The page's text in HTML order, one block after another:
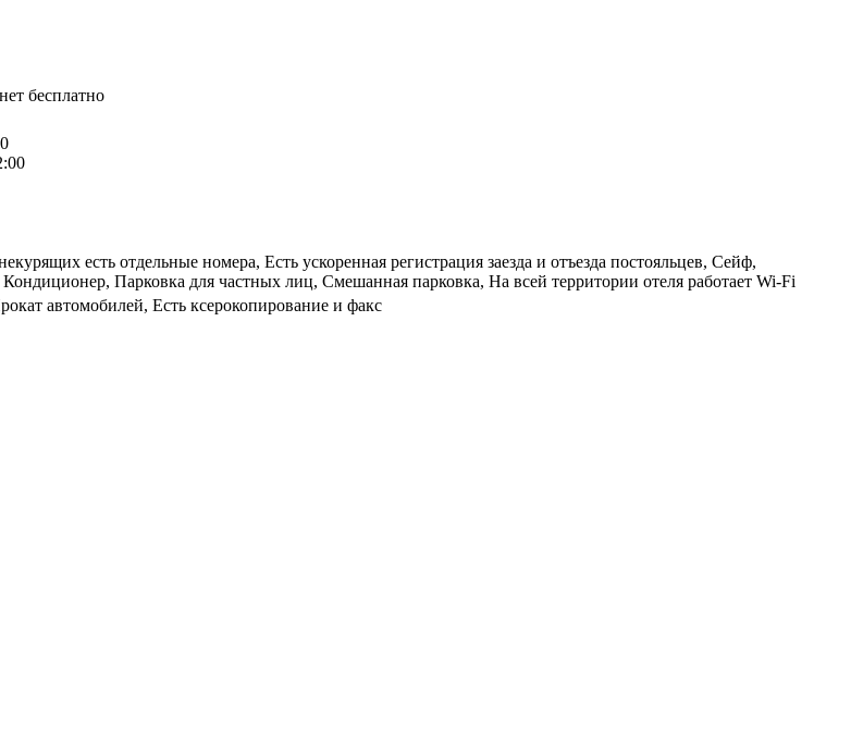
бесплатно
есть отдельные номера, Есть ускоренная регистрация заезда и отъезда постояльцев, Сейф,
Парковка для частных лиц, Смешанная парковка, На всей территории отеля работает Wi-Fi
автомобилей, Есть ксерокопирование и факс